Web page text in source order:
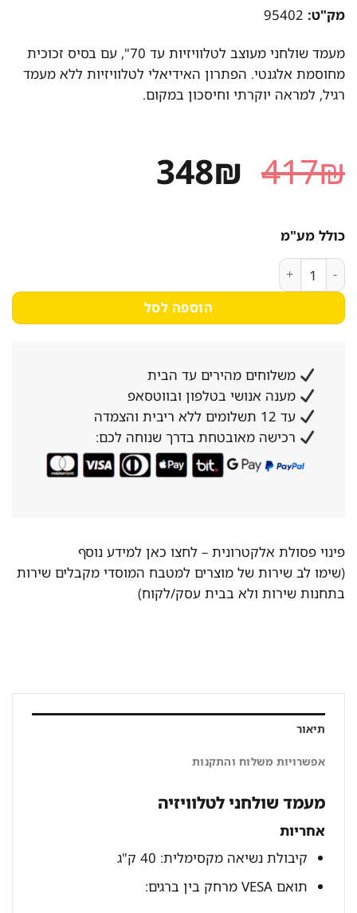
מק"ט:95402
מעמד שולחני מעוצב לטלוויזיות עד 70", עם בסיס זכוכית
מחוסמת אלגנטי. הפתרון האידיאלי לטלוויזיות ללא מעמד
רגיל, למראה יוקרתי וחיסכון במקום.
417₪ המחיר
348₪ המחיר
כולל מע"מ
כמות של מעמד טלוויזיה שולחני EAZO FS400 עם סיבוב ובסיס זכוכית - קונקטור
הוספה לסל
משלוחים מהירים עד הבית
מענה אנושי בטלפון ובווטסאפ
עד 12 תשלומים ללא ריבית והצמדה
רכישה מאובטחת בדרך שנוחה לכם:
פינוי פסולת אלקטרונית –לחצו כאן למידע נוסף
(שימו לב שירות של מוצרים למטבח המוסדי מקבלים שירות
בתחנות שירות ולא בבית עסק/לקוח)
תיאור
אפשרויות משלוח והתקנות
מעמד שולחני לטלוויזיה
אחריות
קיבולת נשיאה מקסימלית: 40 ק"ג
תואם VESA מרחק בין ברגים: